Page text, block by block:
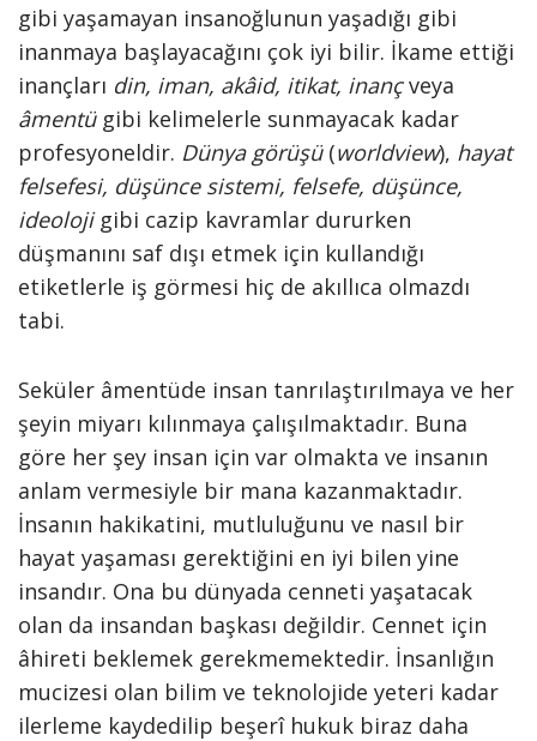
gibi yaşamayan insanoğlunun yaşadığı gibi
inanmaya başlayacağını çok iyi bilir. İkame ettiği
inançları din, iman, akâid, itikat, inançveya
âmentügibi kelimelerle sunmayacak kadar
profesyoneldir. Dünya görüşü(worldview), hayat
felsefesi, düşünce sistemi, felsefe, düşünce,
ideoloji gibi cazip kavramlar dururken
düşmanını saf dışı etmek için kullandığı
etiketlerle iş görmesi hiç de akıllıca olmazdı
tabi.
Seküler âmentüde insan tanrılaştırılmaya ve her
şeyin miyarı kılınmaya çalışılmaktadır. Buna
göre her şey insan için var olmakta ve insanın
anlam vermesiyle bir mana kazanmaktadır.
İnsanın hakikatini, mutluluğunu ve nasıl bir
hayat yaşaması gerektiğini en iyi bilen yine
insandır. Ona bu dünyada cenneti yaşatacak
olan da insandan başkası değildir. Cennet için
âhireti beklemek gerekmemektedir. İnsanlığın
mucizesi olan bilim ve teknolojide yeteri kadar
ilerleme kaydedilip beşerî hukuk biraz daha